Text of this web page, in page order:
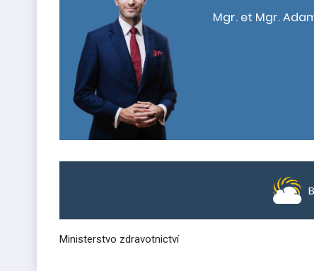
Mgr. et Mgr.
Ministerstvo zdravotnictví